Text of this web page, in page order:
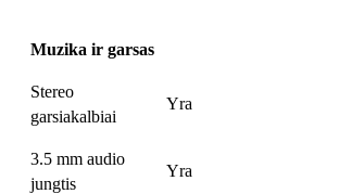
Muzika ir garsas
Stereo
garsiakalbiai
Yra
3.5 mm audio
jungtis
Yra